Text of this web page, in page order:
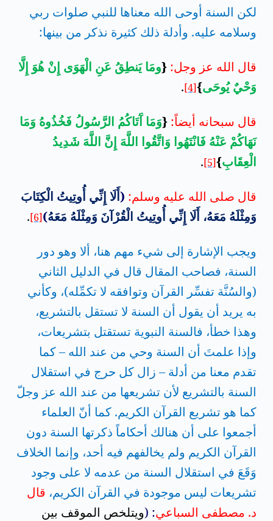
لكن السنة أوحى الله معناها للنبي صلوات ربي
وسلامه عليه. وأدلة ذلك كثيرة نذكر من بينها:
قال الله عز وجل: {ومَا يَنطِقُ عَنِ الْهَوَى إِنْ هُوَ إِلَّا
وَحْيٌ يُوحَى}
[4]
.
قال سبحانه أيضاً: {وَمَا آَتَاكُمُ الرَّسُولُ فَخُذُوهُ وَمَا
نَهَاكُمْ عَنْهُ فَانْتَهُوا وَاتَّقُوا اللَّهَ إِنَّ اللَّهَ شَدِيدُ
الْعِقَابِ}
[5]
.
قال صلى الله عليه وسلم: (أَلَا إِنِّي أُوتِيتُ الْكِتَابَ
وَمِثْلَهُ مَعَهُ، أَلَا إِنِّي أُوتِيتُ الْقُرْآنَ وَمِثْلَهُ مَعَهُ)
[6]
.
ويجب الإشارة إلى شيء مهم هنا، ألا وهو دور
السنة، فصاحب المقال قال في الدليل الثاني
(والسُنَّة تفسِّر القرآن وتوافقه لا تكمِّله)، وكأني
به يريد أن يقول أن السنة لا تستقل بالتشريع،
وهذا خطأ، فالسنة النبوية تستقتل بتشريعات،
وإذا علمتَ أن السنة وحي من عند الله – كما
تقدم معنا من أدلة – زال كل حرج في استقلال
السنة بالتشريع لأن تشريعها من عند الله عز وجلّ
كما هو تشريع القرآن الكريم. كما أنّ العلماء
أجمعوا على أن هنالك أحكاماً ذكرتها السنة دون
القرآن الكريم ولم يخالفهم فيه أحد، وإنما الخلاف
وَقَعَ في استقلال السنة من عدمه لا على وجود
تشريعات ليس موجودة في القرآن الكريم، قال
د. مصطفى السباعي: (ويتلخص الموقف بين